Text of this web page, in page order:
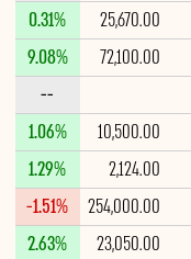
25,670.00
0.31%
72,100.00
9.08%
--
10,500.00
1.06%
2,124.00
1.29%
254,000.00
-1.51%
23,050.00
2.63%